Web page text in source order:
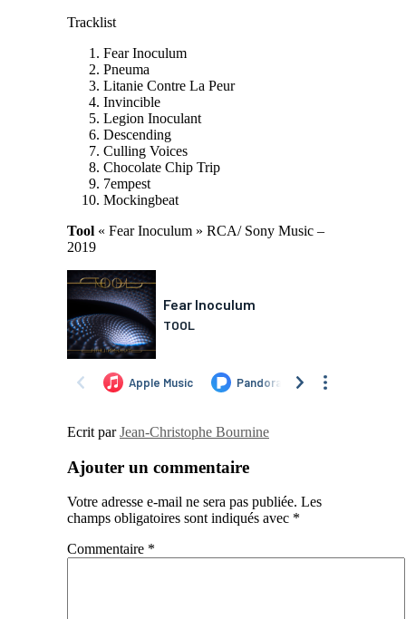
Tracklist
Fear Inoculum
Pneuma
Litanie Contre La Peur
Invincible
Legion Inoculant
Descending
Culling Voices
Chocolate Chip Trip
7empest
Mockingbeat
Tool « Fear Inoculum » RCA/ Sony Music –
2019
Ecrit parJean-Christophe Bournine
Ajouter un commentaire
Votre adresse e-mail ne sera pas publiée. Les
champs obligatoires sont indiqués avec *
Commentaire *